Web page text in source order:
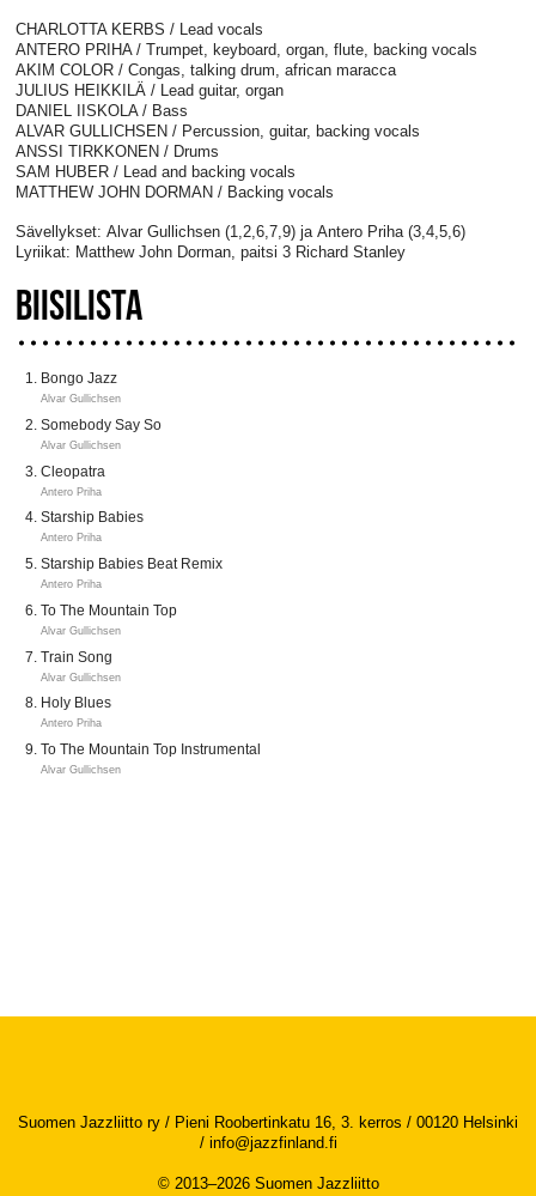
CHARLOTTA KERBS / Lead vocals
ANTERO PRIHA / Trumpet, keyboard, organ, flute, backing vocals
AKIM COLOR / Congas, talking drum, african maracca
JULIUS HEIKKILÄ / Lead guitar, organ
DANIEL IISKOLA / Bass
ALVAR GULLICHSEN / Percussion, guitar, backing vocals
ANSSI TIRKKONEN / Drums
SAM HUBER / Lead and backing vocals
MATTHEW JOHN DORMAN / Backing vocals
Sävellykset: Alvar Gullichsen (1,2,6,7,9) ja Antero Priha (3,4,5,6)
Lyriikat: Matthew John Dorman, paitsi 3 Richard Stanley
BIISILISTA
Bongo Jazz
Alvar Gullichsen
Somebody Say So
Alvar Gullichsen
Cleopatra
Antero Priha
Starship Babies
Antero Priha
Starship Babies Beat Remix
Antero Priha
To The Mountain Top
Alvar Gullichsen
Train Song
Alvar Gullichsen
Holy Blues
Antero Priha
To The Mountain Top Instrumental
Alvar Gullichsen
Suomen Jazzliitto ry / Pieni Roobertinkatu 16, 3. kerros / 00120 Helsinki
/ info@jazzfinland.fi
© 2013–2026 Suomen Jazzliitto